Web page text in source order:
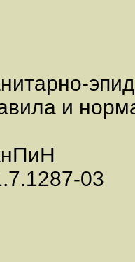
и
03